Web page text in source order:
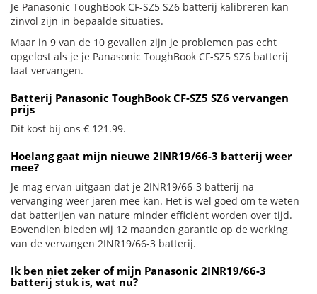
Je Panasonic ToughBook CF-SZ5 SZ6 batterij kalibreren kan
zinvol zijn in bepaalde situaties.
Maar in 9 van de 10 gevallen zijn je problemen pas echt
opgelost als je je Panasonic ToughBook CF-SZ5 SZ6 batterij
laat vervangen.
Batterij Panasonic ToughBook CF-SZ5 SZ6 vervangen
prijs
Dit kost bij ons € 121.99.
Hoelang gaat mijn nieuwe 2INR19/66-3 batterij weer
mee?
Je mag ervan uitgaan dat je 2INR19/66-3 batterij na
vervanging weer jaren mee kan. Het is wel goed om te weten
dat batterijen van nature minder efficiënt worden over tijd.
Bovendien bieden wij 12 maanden garantie op de werking
van de vervangen 2INR19/66-3 batterij.
Ik ben niet zeker of mijn Panasonic 2INR19/66-3
batterij stuk is, wat nu?